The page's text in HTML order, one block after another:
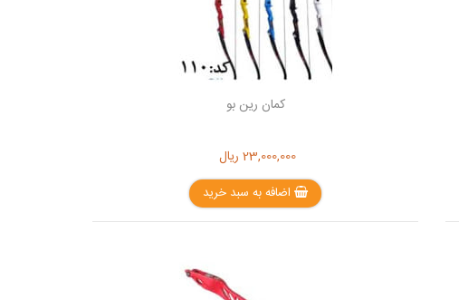
کمان رین بو
23,000,000 ریال
اضافه به سبد خرید